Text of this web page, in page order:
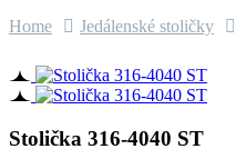
Home Jedálenské stoličky
Stolička 316-4040 ST